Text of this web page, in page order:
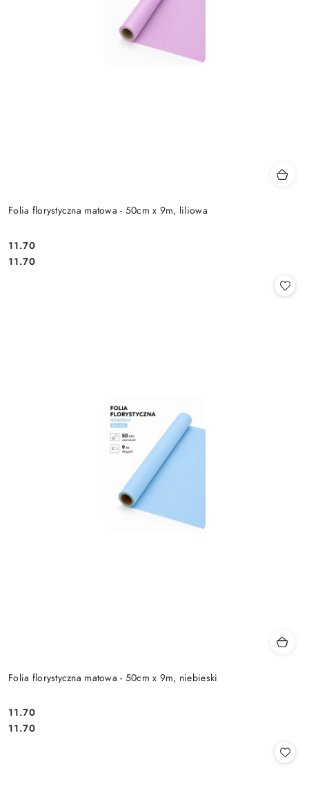
Folia florystyczna matowa - 50cm x 9m, liliowa
Cena:
11.70
Cena:
11.70
Folia florystyczna matowa - 50cm x 9m, niebieski
Cena:
11.70
Cena:
11.70